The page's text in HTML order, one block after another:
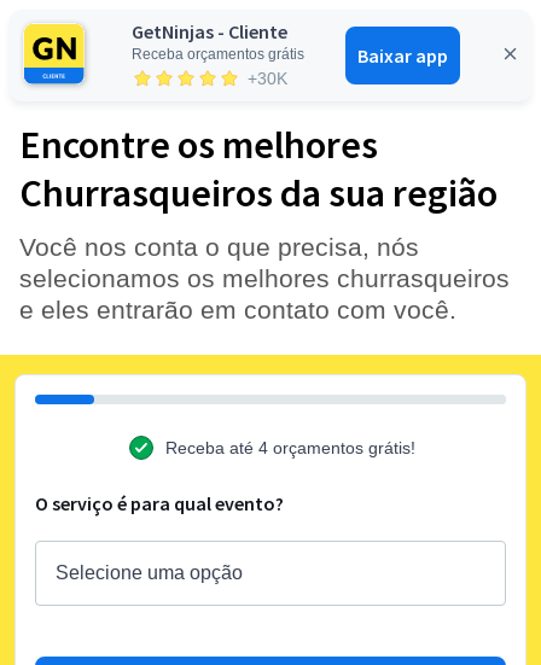
GetNinjas - Cliente
Receba orçamentos grátis
+30K
Baixar app
Entrar
Encontre os melhores
Churrasqueiros da sua região
Você nos conta o que precisa, nós
selecionamos os melhores churrasqueiros
e eles entrarão em contato com você.
Receba até 4 orçamentos grátis!
O serviço é para qual evento?